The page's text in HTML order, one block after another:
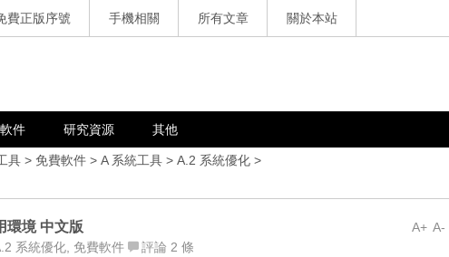
費正版序號 手機相關 所有文章 關於本站
件 研究資源 其他
具 > 免費軟件 > A 系統工具 > A.2 系統優化 >
A-
A+
環境 中文版
系統優化 免費軟件 評論 2 條